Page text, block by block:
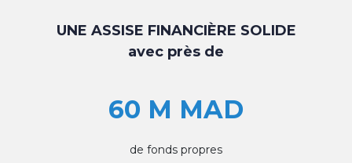
UNE ASSISE FINANCIÈRE SOLIDE
avec près de
60 M MAD
de fonds propres